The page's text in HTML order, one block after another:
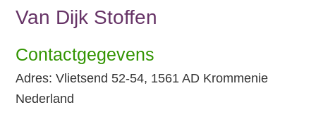
Van Dijk Stoffen
Contactgegevens
Adres: Vlietsend 52-54, 1561 AD Krommenie
Nederland